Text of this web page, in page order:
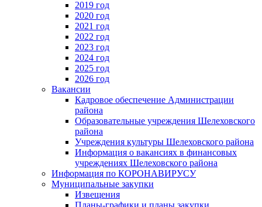
2019 год
2020 год
2021 год
2022 год
2023 год
2024 год
2025 год
2026 год
Вакансии
Кадровое обеспечение Администрации
района
Образовательные учреждения Шелеховского
района
Учреждения культуры Шелеховского района
Информация о вакансиях в финансовых
учреждениях Шелеховского района
Информация по КОРОНАВИРУСУ
Муниципальные закупки
Извещения
Планы-графики и планы закупки